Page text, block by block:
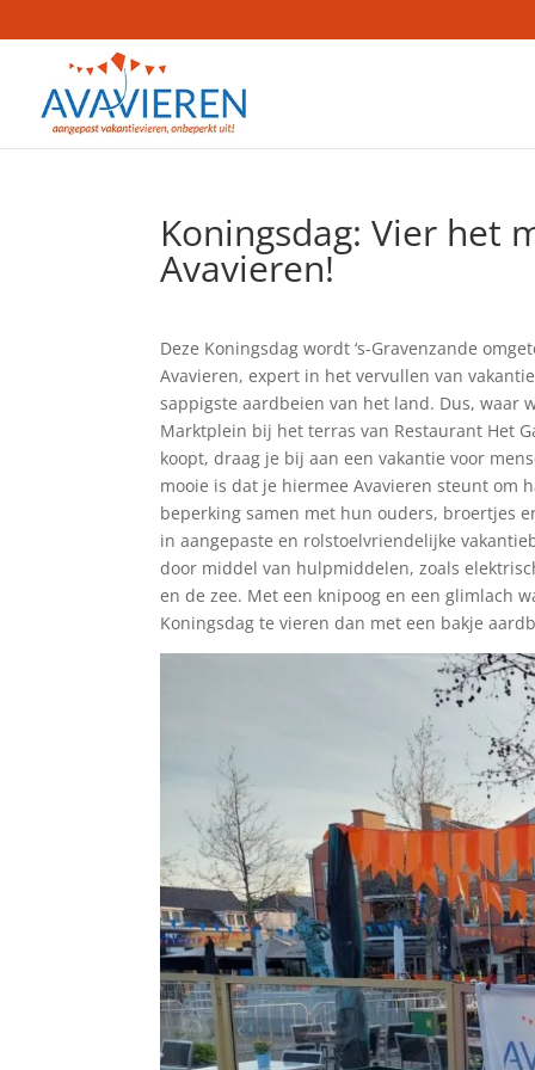
Koningsdag: Vier het
Avavieren!
Deze Koningsdag wordt ‘s-Gravenzande
Avavieren, expert in het vervullen van
sappigste aardbeien van het land. Dus, waar
Marktplein bij het terras van Restaurant Het
koopt, draag je bij aan een vakantie voor
mooie is dat je hiermee Avavieren steunt om
beperking samen met hun ouders, broertjes
in aangepaste en rolstoelvriendelijke
door middel van hulpmiddelen, zoals
en de zee. Met een knipoog en een glimlach
Koningsdag te vieren dan met een bakje